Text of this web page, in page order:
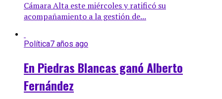
Cámara Alta este miércoles y ratificó su
acompañamiento a la gestión de...
Política7 años ago
En Piedras Blancas ganó Alberto
Fernández